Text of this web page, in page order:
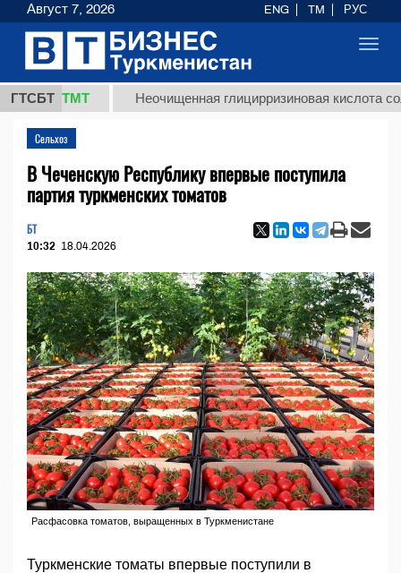
ГТСБТ
ТМТ Неочищенная глицирризиновая кислота
Сельхоз
В Чеченскую Республику впервые поступила
партия туркменских томатов
БТ
10:32 18.04.2026
Расфасовка томатов, выращенных в Туркменистане
Туркменские томаты впервые поступили в
Август 7, 2026 ENG TM РУС